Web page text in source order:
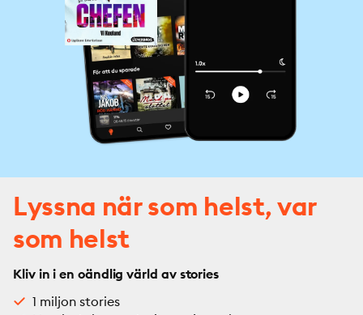
Lyssna när som helst, var
som helst
Kliv in i en oändlig värld av stories
1 miljon stories